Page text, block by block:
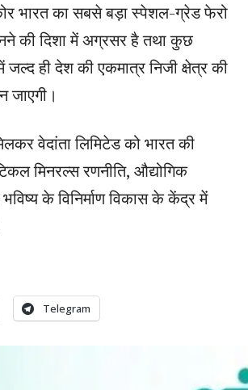
भारत का सबसे बड़ा स्पेशल-ग्रेड फेरो
की दिशा में अग्रसर है तथा कुछ
ही देश की एकमात्र निजी क्षेत्र की
जाएगी।
वेदांता लिमिटेड को भारत की
मिनरल्स रणनीति, औद्योगिक
के विनिर्माण विकास के केंद्र में
Telegram